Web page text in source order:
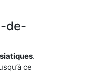
de-
.
ce